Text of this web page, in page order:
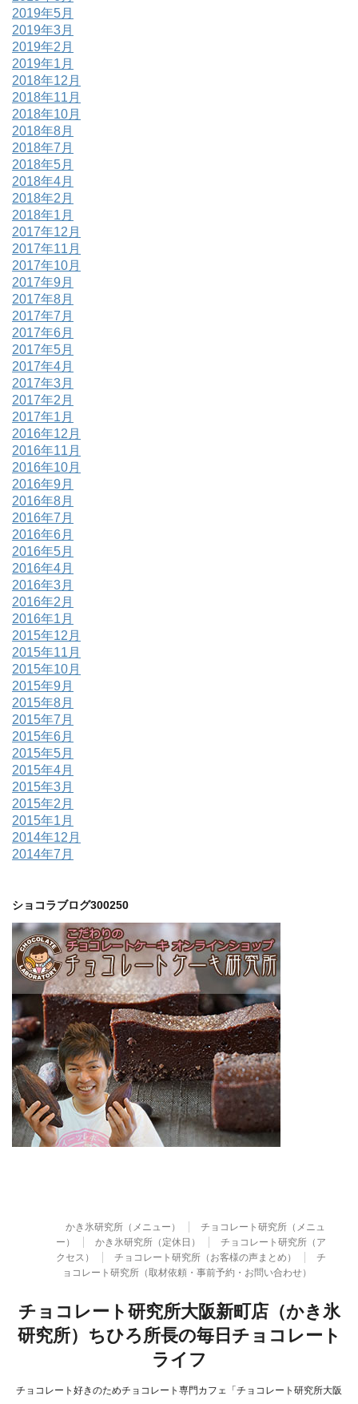
2019年5月
2019年3月
2019年2月
2019年1月
2018年12月
2018年11月
2018年10月
2018年8月
2018年7月
2018年5月
2018年4月
2018年2月
2018年1月
2017年12月
2017年11月
2017年10月
2017年9月
2017年8月
2017年7月
2017年6月
2017年5月
2017年4月
2017年3月
2017年2月
2017年1月
2016年12月
2016年11月
2016年10月
2016年9月
2016年8月
2016年7月
2016年6月
2016年5月
2016年4月
2016年3月
2016年2月
2016年1月
2015年12月
2015年11月
2015年10月
2015年9月
2015年8月
2015年7月
2015年6月
2015年5月
2015年4月
2015年3月
2015年2月
2015年1月
2014年12月
2014年7月
ショコラブログ300250
かき氷研究所（メニュー）
チョコレート研究所（メニュ
ー）
かき氷研究所（定休日）
チョコレート研究所（ア
クセス）
チョコレート研究所（お客様の声まとめ）
チ
ョコレート研究所（取材依頼・事前予約・お問い合わせ）
チョコレート研究所大阪新町店（かき氷
研究所）ちひろ所長の毎日チョコレート
ライフ
チョコレート好きのためチョコレート専門カフェ「チョコレート研究所大阪